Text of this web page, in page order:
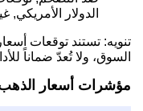
الدولار
تنويه: تستند توقعات
السوق، ولا تُعدّ ضماناً
مؤشرات أسعار الذهب